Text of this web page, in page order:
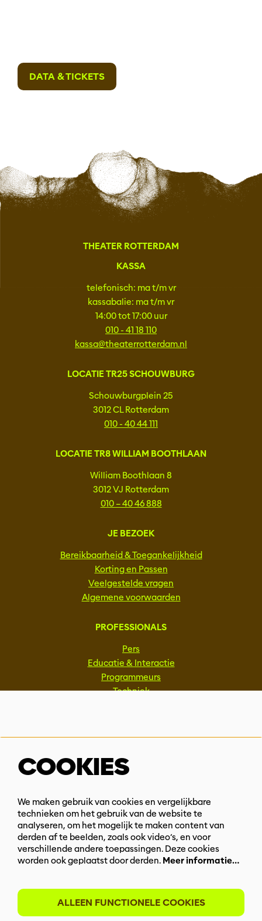
COOKIES
voor video's en andere media. Om deze te
kunnen zien, moet je toestemming geven tot
het plaatsen van cookies.Meer informatie…
ALLEEN FUNCTIONELE COOKIES
MINIMALE COOKIES
DATA & TICKETS
THEATER ROTTERDAM
KASSA
telefonisch: ma t/m vr
kassabalie: ma t/m vr
14:00 tot 17:00 uur
010 - 41 18 110
kassa@theaterrotterdam.nl
LOCATIE TR25 SCHOUWBURG
Schouwburgplein 25
3012 CL Rotterdam
010 - 40 44 111
LOCATIE TR8 WILLIAM BOOTHLAAN
William Boothlaan 8
3012 VJ Rotterdam
010 – 40 46 888
JE BEZOEK
Bereikbaarheid & Toegankelijkheid
Korting en Passen
Veelgestelde vragen
Algemene voorwaarden
PROFESSIONALS
Pers
Educatie & Interactie
Programmeurs
Techniek
Vacatures
Events & Partnerships
Privacy
BLIJF OP DE HOOGTE
Meld je aan voor onze nieuwsbrief
COOKIES
We maken gebruik van cookies en vergelijkbare
technieken om het gebruik van de website te
analyseren, om het mogelijk te maken content van
derden af te beelden, zoals ook video’s, en voor
verschillende andere toepassingen. Deze cookies
worden ook geplaatst door derden. Meer informatie…
ALLEEN FUNCTIONELE COOKIES